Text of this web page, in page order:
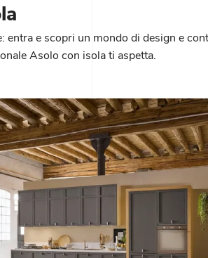
entra e scopri un mondo di design e
Asolo con isola ti aspetta.